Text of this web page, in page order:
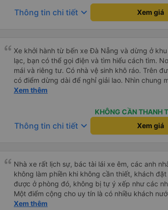
Thông tin chi tiết keyboard_arrow_down Xem giá
Xe khởi hành từ bến xe Đà Nẵng và dừng ở khu
lạc, bạn có thể gọi điện và tìm hiểu cách tìm.
mái và riêng tư. Có nhà vệ sinh khô ráo. Trên
có điểm dừng dài để nghỉ giải lao. Nhìn chung
tuyệt vời.
Xem thêm
KHÔNG CẦN THANH
Thông tin chi tiết keyboard_arrow_down Xem giá
Nhà xe rất lịch sự, bác tài lái xe êm, các anh
không làm phiền khi không cần thiết, khách đặt
được ở phòng đó, không bị tự ý xếp như các
Một điểm cộng cho uy tín là có nhiều khách
Xem thêm